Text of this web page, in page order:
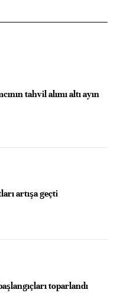
tahvil alımı altı ayın
artışa geçti
toparlandı